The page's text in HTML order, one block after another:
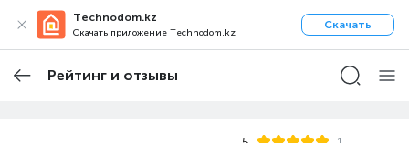
Technodom.kz
Скачать приложение Technodom.kz
Скачать
Рейтинг и отзывы